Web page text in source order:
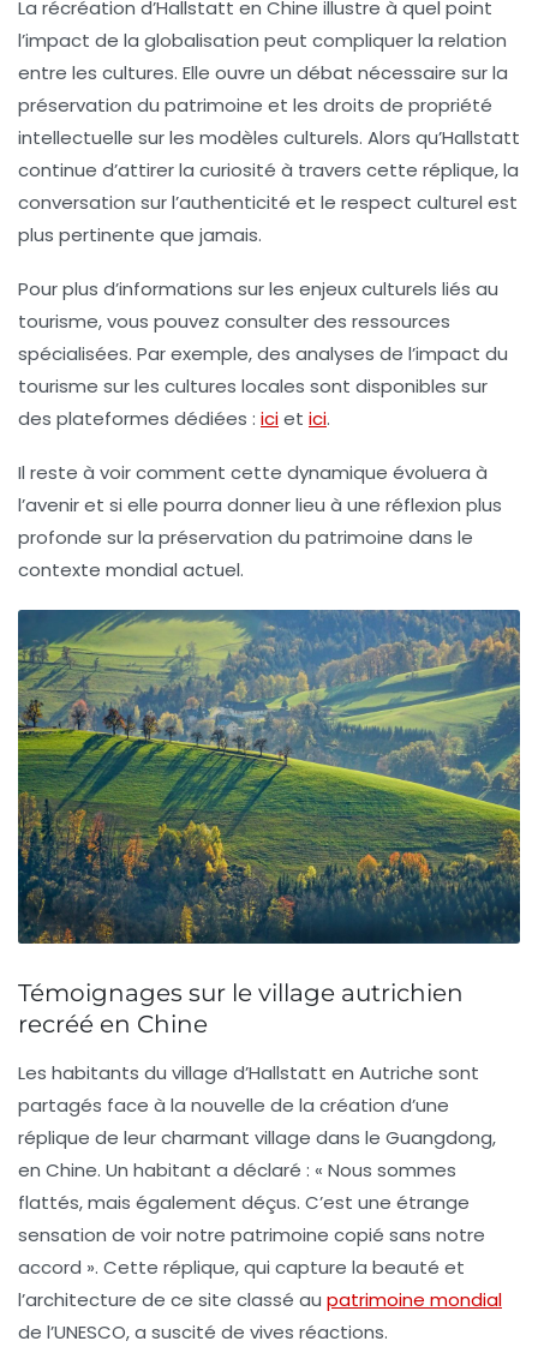
La récréation d’Hallstatt en Chine illustre à quel point
l’impact de la globalisation peut compliquer la relation
entre les cultures. Elle ouvre un débat nécessaire sur la
préservation du patrimoine et les droits de propriété
intellectuelle sur les modèles culturels. Alors qu’Hallstatt
continue d’attirer la curiosité à travers cette réplique, la
conversation sur l’authenticité et le respect culturel est
plus pertinente que jamais.
Pour plus d’informations sur les enjeux culturels liés au
tourisme, vous pouvez consulter des ressources
spécialisées. Par exemple, des analyses de l’impact du
tourisme sur les cultures locales sont disponibles sur
des plateformes dédiées : iciet ici.
Il reste à voir comment cette dynamique évoluera à
l’avenir et si elle pourra donner lieu à une réflexion plus
profonde sur la préservation du patrimoine dans le
contexte mondial actuel.
Témoignages sur le village autrichien
recréé en Chine
Les habitants du village d’Hallstatt en Autriche sont
partagés face à la nouvelle de la création d’une
réplique de leur charmant village dans le Guangdong,
en Chine. Un habitant a déclaré : « Nous sommes
flattés, mais également déçus. C’est une étrange
sensation de voir notre patrimoine copié sans notre
accord ». Cette réplique, qui capture la beauté et
l’architecture de ce site classé au patrimoine mondial
de l’UNESCO, a suscité de vives réactions.